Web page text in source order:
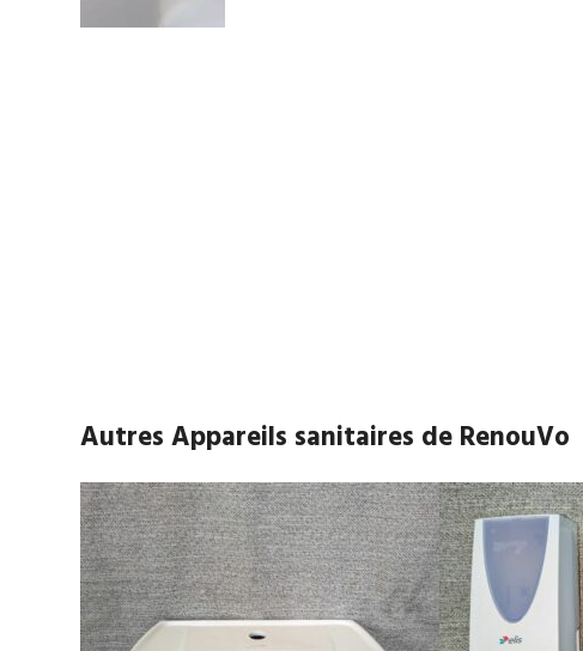
Autres Appareils sanitaires de RenouVo